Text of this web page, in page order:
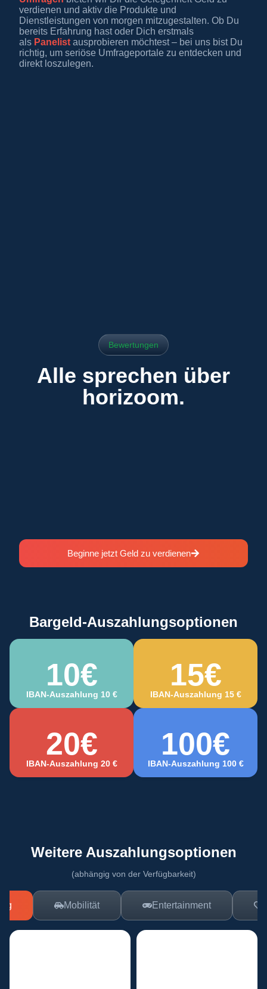
Bewertungen
Alle sprechen über
horizoom.
Beginne jetzt Geld zu verdienen
Bargeld-Auszahlungsoptionen
10€
IBAN-Auszahlung 10 €
15€
IBAN-Auszahlung 15 €
20€
IBAN-Auszahlung 20 €
100€
IBAN-Auszahlung 100 €
Weitere Auszahlungsoptionen
(abhängig von der Verfügbarkeit)
Mobilität Entertainment
verdienen und aktiv die Produkte und
Dienstleistungen von morgen mitzugestalten. Ob Du
bereits Erfahrung hast oder Dich erstmals
als Panelist ausprobieren möchtest – bei uns bist Du
richtig, um seriöse Umfrageportale zu entdecken und
direkt loszulegen.